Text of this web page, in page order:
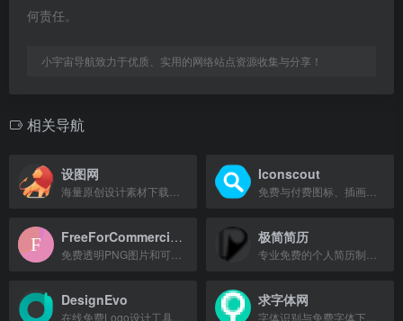
何责任。
小宇宙导航致力于优质、实用的网络站点资源收集与分享！
相关导航
设图网 Iconscout
FreeForCommercialUse.net 极简简历
DesignEvo 求字体网